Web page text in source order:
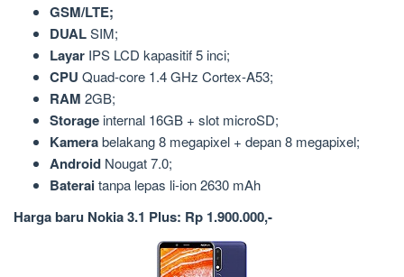
GSM/LTE;
DUALSIM;
Layar IPS LCD kapasitif 5 inci;
CPU Quad-core 1.4 GHz Cortex-A53;
RAM 2GB;
Storage internal 16GB + slot microSD;
Kamerabelakang 8 megapixel + depan 8 megapixel;
Android Nougat 7.0;
Bateraitanpa lepas li-ion 2630 mAh
Harga baru Nokia 3.1 Plus: Rp 1.900.000,-